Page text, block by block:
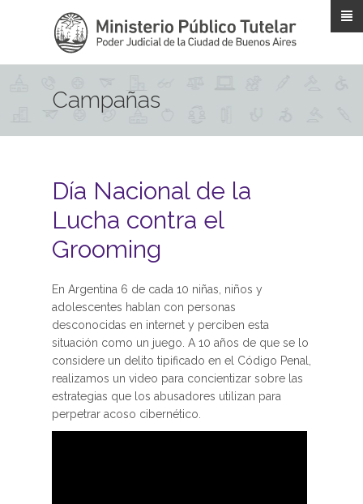
Campañas
Día Nacional de la
Lucha contra el
Grooming
En Argentina 6 de cada 10 niñas, niños y
adolescentes hablan con personas
desconocidas en internet y perciben esta
situación como un juego. A 10 años de que se lo
considere un delito tipificado en el Código Penal,
realizamos un video para concientizar sobre las
estrategias que los abusadores utilizan para
perpetrar acoso cibernético.